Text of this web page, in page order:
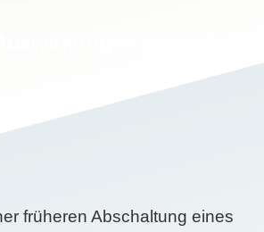
früheren Abschaltung eines